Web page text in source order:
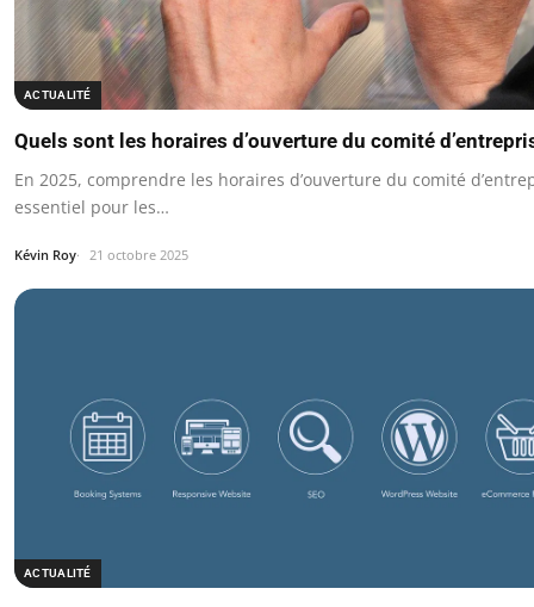
ACTUALITÉ
Quels sont les horaires d’ouverture du comité
En 2025, comprendre les horaires d’ouverture du comité
essentiel pour les…
Kévin Roy 21 octobre 2025
ACTUALITÉ